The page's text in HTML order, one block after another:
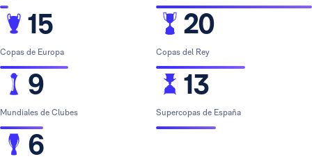
15
Copas de Europa
9
Mundiales de Clubes
6
20
Copas del Rey
13
Supercopas de España